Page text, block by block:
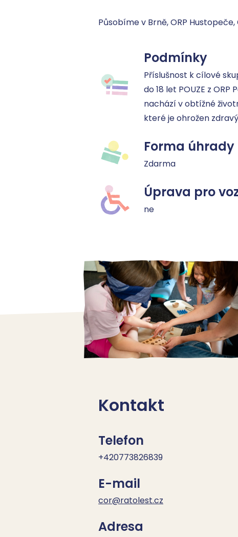
Působíme v Brně, ORP Hustopeče,
Podmínky
Příslušnost k cílové
do 18 let POUZE z
nachází v obtížné
které je ohrožen
Forma úhrady
Zdarma
Úprava pro
ne
Kontakt
Telefon
+420773826839
E-mail
cor@ratolest.cz
Adresa